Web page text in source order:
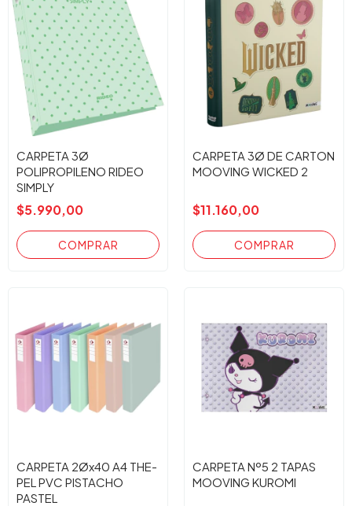
CARPETA 3Ø
POLIPROPILENO RIDEO
SIMPLY
$5.990,00
CARPETA 3Ø DE CARTON
MOOVING WICKED 2
$11.160,00
CARPETA 2Øx40 A4 THE-
PEL PVC PISTACHO
PASTEL
CARPETA Nº5 2 TAPAS
MOOVING KUROMI